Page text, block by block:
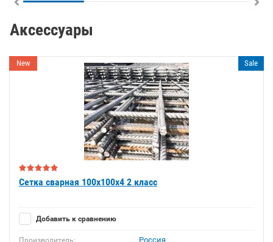
Аксессуары
New Sale
Сетка сварная 100х100х4 2 класс
Добавить к сравнению
Производитель: Россия